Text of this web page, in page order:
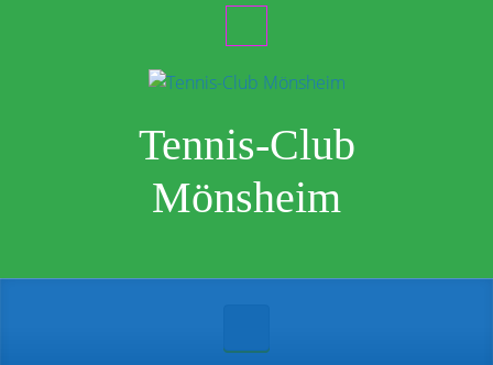
Tennis-Club
Mönsheim